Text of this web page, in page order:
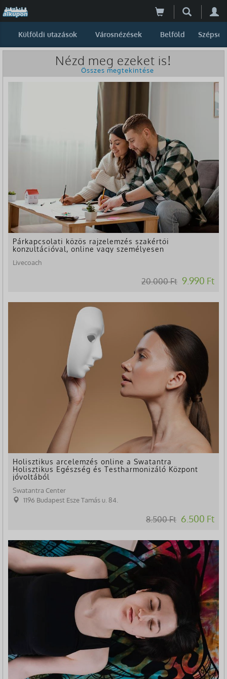
Külföldi utazások Városnézések Belföld Szépség
Nézd meg ezeket is!
Összes megtekintése
Párkapcsolati közös rajzelemzés szakértői
konzultációval, online vagy személyesen
Livecoach
20.000 Ft 9.990 Ft
Holisztikus arcelemzés online a Swatantra
Holisztikus Egészség és Testharmonizáló Központ
jóvoltából
Swatantra Center
1196 Budapest Esze Tamás u. 84.
8.500 Ft 6.500 Ft
-28%